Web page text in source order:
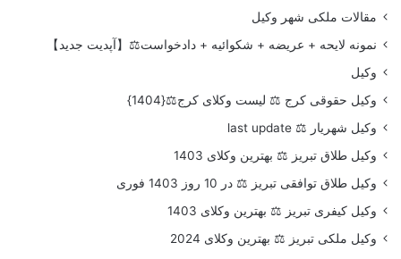
مقالات ملکی شهر وکیل
نمونه لایحه + عریضه + شکوائیه + دادخواست⚖️【آپدیت جدید】
وکیل
وکیل حقوقی کرج ⚖️ لیست وکلای کرج⚖️{1404}
وکیل شهریار ⚖️ last update
وکیل طلاق تبریز ⚖️ بهترین وکلای 1403
وکیل طلاق توافقی تبریز ⚖️ در 10 روز 1403 فوری
وکیل کیفری تبریز ⚖️ بهترین وکلای 1403
وکیل ملکی تبریز ⚖️ بهترین وکلای 2024